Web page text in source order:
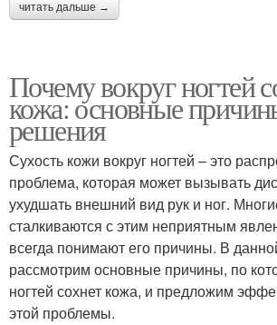
читать дальше →
Почему вокруг ногтей
кожа: основные
решения
Сухость кожи вокруг ногтей – это
проблема, которая может вызывать
ухудшать внешний вид рук и ног.
сталкиваются с этим неприятным
всегда понимают его причины. В
рассмотрим основные причины, по
ногтей сохнет кожа, и предложим
этой проблемы.